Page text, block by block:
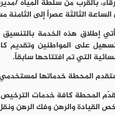
الثالثة عصراً إلى الثامنة
إطلاق هذه الخدمة بالتنسيق
على المواطنين وتقديم
التي تم افتتاحها سابقاً.
المحطة خدماتها لمستخدمي
المحطة كافة خدمات
القيادة والرهن وفك الرهن